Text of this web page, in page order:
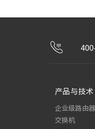
产品与技术
企业级路由器
交换机